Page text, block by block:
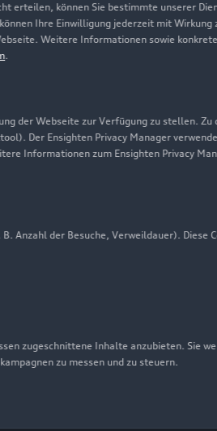
erteilen, können Sie bestimmte unserer
Ihre Einwilligung jederzeit mit
Weitere Informationen sowie
.
der Webseite zur Verfügung zu stellen.
Der Ensighten Privacy Manager
Informationen zum Ensighten Privacy
Anzahl der Besuche, Verweildauer). Diese
zugeschnittene Inhalte anzubieten. Sie
zu messen und zu steuern.